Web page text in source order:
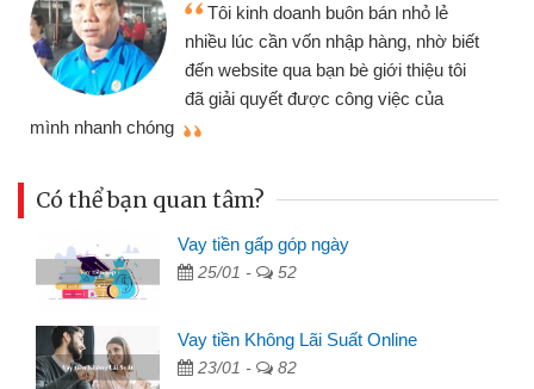
Tôi kinh doanh buôn bán nhỏ lẻ
nhiều lúc cần vốn nhập hàng, nhờ biết
đến website qua bạn bè giới thiệu tôi
đã giải quyết được công việc của
mình nhanh chóng
Có thể bạn quan tâm?
Vay tiền gấp góp ngày
25/01 - 52
Vay tiền Không Lãi Suất Online
23/01 - 82